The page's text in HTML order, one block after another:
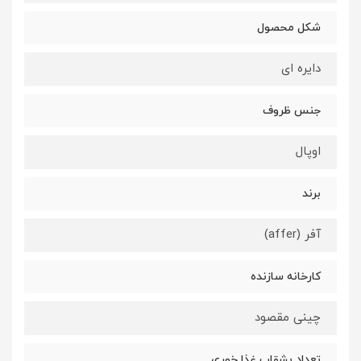
شکل محصول
دایره ای
جنس ظروف
اوپال
برند
آفر (affer)
کارخانه سازنده
چینی مقصود